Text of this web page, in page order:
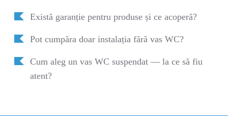
Există garanție pentru produse și ce acoperă?
Pot cumpăra doar instalația fără vas WC?
Cum aleg un vas WC suspendat — la ce să fiu
atent?